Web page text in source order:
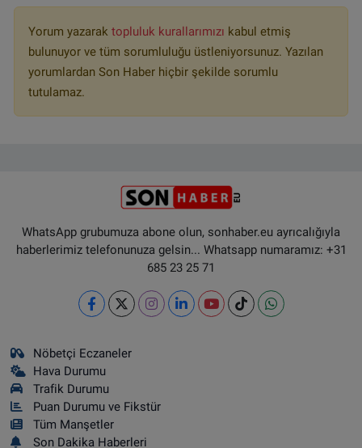
Yorum yazarak topluluk kurallarımızı kabul etmiş
bulunuyor ve tüm sorumluluğu üstleniyorsunuz. Yazılan
yorumlardan Son Haber hiçbir şekilde sorumlu
tutulamaz.
WhatsApp grubumuza abone olun, sonhaber.eu ayrıcalığıyla
haberlerimiz telefonunuza gelsin... Whatsapp numaramız: +31
685 23 25 71
Nöbetçi Eczaneler
Hava Durumu
Trafik Durumu
Puan Durumu ve Fikstür
Tüm Manşetler
Son Dakika Haberleri